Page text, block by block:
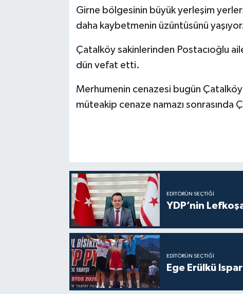
Girne bölgesinin büyük yerleşim
daha kaybetmenin üzüntüsünü
Çatalköy sakinlerinden Postacıoğlu
dün vefat etti.
Merhumenin cenazesi bugün Çatalköy
müteakip cenaze namazı sonrasında
EDITÖRÜN SEÇTIĞI
YDP’nin
EDITÖRÜN SEÇTIĞI
Ege Erülkü